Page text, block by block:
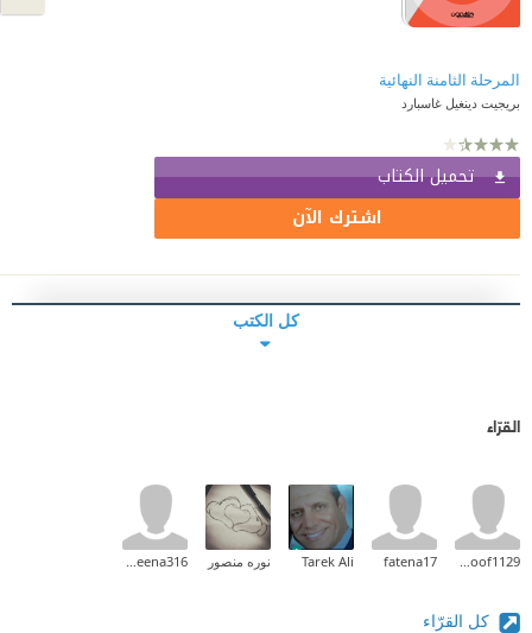
المرحلة الثامنة النهائية
بريجيت دينغيل غاسبارد
تحميل الكتاب
اشترك الآن
كل الكتب
القرّاء
fatena17
Tarek Ali نوره منصور
كل القرّاء